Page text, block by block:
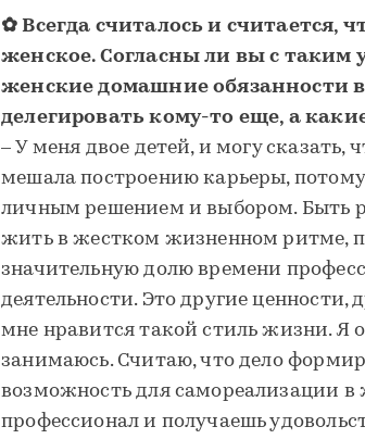
✿ Всегда считалось и считается,
женское. Согласны ли вы с таким
женские домашние обязанности
делегировать кому-то еще, а
– У меня двое детей, и могу сказать,
мешала построению карьеры,
личным решением и выбором. Быть
жить в жестком жизненном ритме,
значительную долю времени
деятельности. Это другие ценности,
мне нравится такой стиль жизни. Я
занимаюсь. Считаю, что дело
возможность для самореализации
профессионал и получаешь